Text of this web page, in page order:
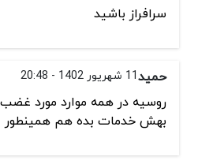
سرافراز باشید
حمید11 شهریور 1402 - 20:48
روسیه در همه موارد مورد
بهش خدمات بده هم همینطور